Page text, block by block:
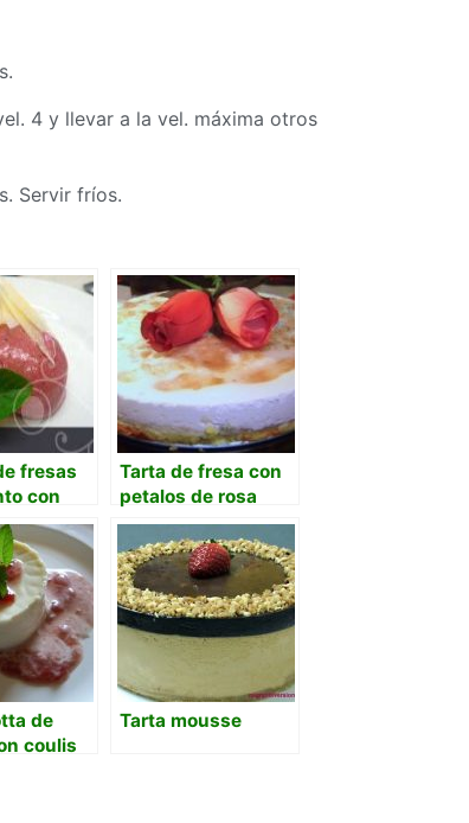
4 y llevar a la vel. máxima otros
Servir fríos.
fresas
con
queso
Tarta de fresa con
petalos de rosa
de
coulis
Tarta mousse